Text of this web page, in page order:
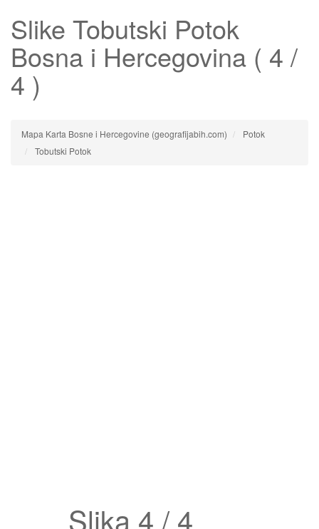
Slike Tobutski Potok
Bosna i Hercegovina ( 4 /
4 )
Mapa Karta Bosne i Hercegovine (geografijabih.com)
Potok
Tobutski Potok
Slika 4 / 4